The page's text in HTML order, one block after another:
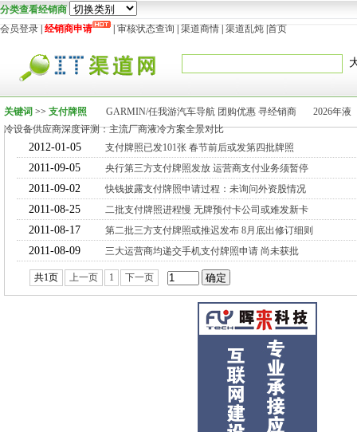
分类查看经销商
会员登录 经销商申请 审核状态查询 渠道商情 渠道乱炖 首页
关键词 >> 支付牌照 GARMIN/任我游汽车导航 团购优惠 寻经销商
2026年液
冷设备供应商深度评测：主流厂商液冷方案全景对比
2012-01-05 支付牌照已发101张 春节前后或发第四批牌照
2011-09-05 央行第三方支付牌照发放 运营商支付业务须暂停
2011-09-02 快钱披露支付牌照申请过程：未询问外资股情况
2011-08-25 二批支付牌照进程慢 无牌预付卡公司或难发新卡
2011-08-17 第二批三方支付牌照或推迟发布 8月底出修订细则
2011-08-09 三大运营商均递交手机支付牌照申请 尚未获批
共1页 上一页 1 下一页